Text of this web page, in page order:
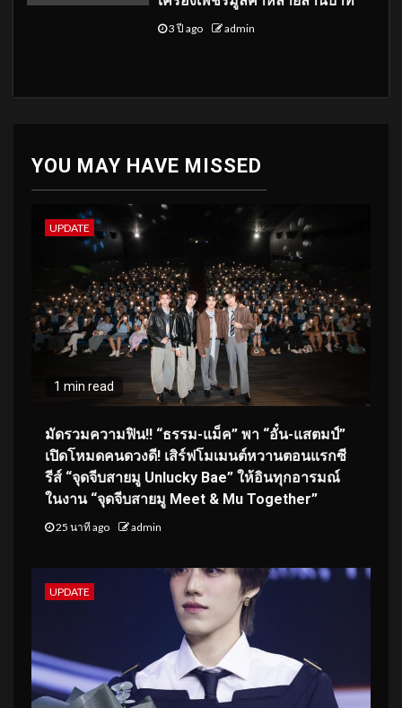
3 ปี ago admin
YOU MAY HAVE MISSED
UPDATE
1 min read
มัดรวมความฟิน!! “ธรรม-แม็ค” พา “อั๋น-แสตมป์”
เปิดโหมดคนดวงดี! เสิร์ฟโมเมนต์หวานตอนแรกซี
รีส์ “จุดจีบสายมู Unlucky Bae” ให้อินทุกอารมณ์
ในงาน “จุดจีบสายมู Meet & Mu Together”
25 นาที ago admin
UPDATE